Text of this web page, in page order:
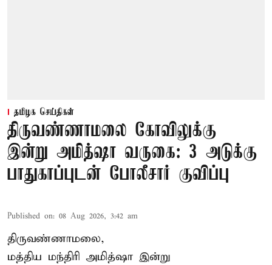
தமிழக செய்திகள்
திருவண்ணாமலை கோவிலுக்கு
இன்று அமித்ஷா வருகை: 3 அடுக்கு
பாதுகாப்புடன் போலீசார் குவிப்பு
Published on: 08 Aug 2026, 3:42 am
திருவண்ணாமலை,
மத்திய மந்திரி அமித்ஷா இன்று